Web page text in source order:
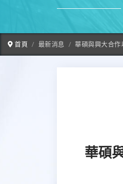
首頁 最新消息 華碩與興大合作
華碩